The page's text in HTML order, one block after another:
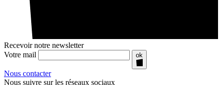
Recevoir notre newsletter
Votre mail
ok
Nous contacter
Nous suivre sur les réseaux sociaux